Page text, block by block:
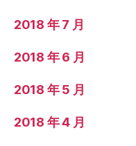
2018 年 7 月
2018 年 6 月
2018 年 5 月
2018 年 4 月